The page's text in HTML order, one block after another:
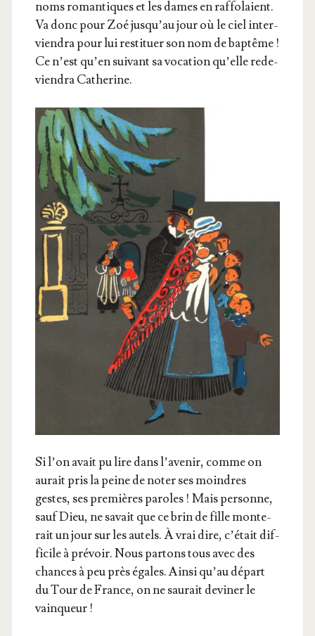
noms roman­tiques et les dames en raf­fo­laient.
Va donc pour Zoé jus­qu’au jour où le ciel inter­
vien­dra pour lui res­ti­tuer son nom de bap­tême !
Ce n’est qu’en sui­vant sa voca­tion qu’elle rede­
vien­dra Catherine.
Si l’on avait pu lire dans l’a­ve­nir, comme on
aurait pris la peine de noter ses moindres
gestes, ses pre­mières paroles ! Mais per­sonne,
sauf Dieu, ne savait que ce brin de fille mon­te­
rait un jour sur les autels. À vrai dire, c’é­tait dif­
fi­cile à pré­voir. Nous par­tons tous avec des
chances à peu près égales. Ain­si qu’au départ
du Tour de France, on ne sau­rait devi­ner le
vainqueur !